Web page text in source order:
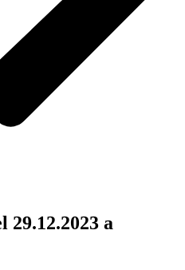
29.12.2023 a